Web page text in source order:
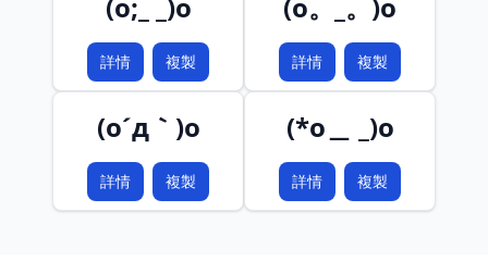
詳情 複製 詳情 複製
(o´д｀)o
詳情 複製
(*o＿ _)o
詳情 複製